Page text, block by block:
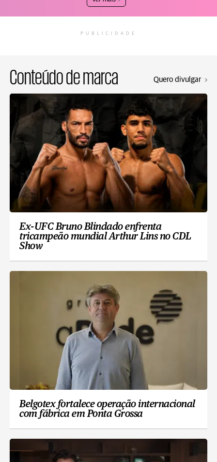
PUBLICIDADE
Conteúdo de marca Quero divulgar
Ex-UFC Bruno Blindado enfrenta
tricampeão mundial Arthur Lins no CDL
Show
Belgotex fortalece operação internacional
com fábrica em Ponta Grossa